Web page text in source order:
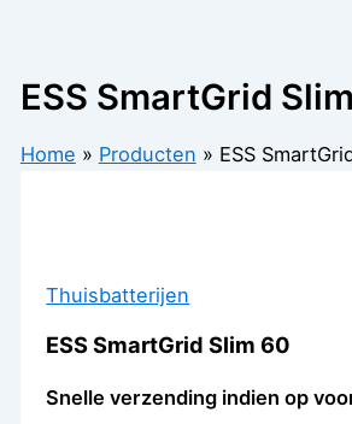
ESS SmartGrid
Home Producten ESS
Thuisbatterijen
ESS SmartGrid Slim 60
Snelle verzending indien op